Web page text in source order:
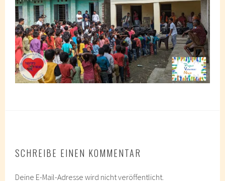
SCHREIBE EINEN KOMMENTAR
Deine E-Mail-Adresse wird nicht veröffentlicht.